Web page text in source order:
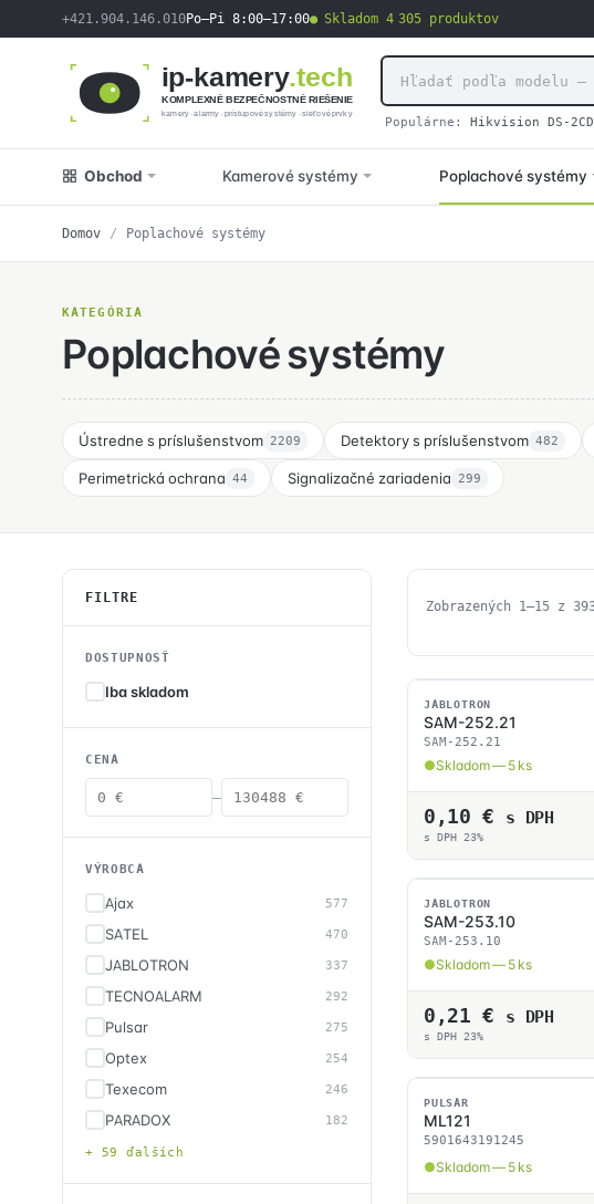
+421.904.146.010Po–Pi 8:00–17:00 Skladom 4 305 produktov
ip-kamery.tech
KOMPLEXNÉ BEZPEČNOSTNÉ RIEŠENIE
kamery · alarmy · prístupové systémy · sieťové prvky
Populárne: Hikvision DS-2CD
Obchod Kamerové systémy Poplachové systémy
Domov / Poplachové systémy
KATEGÓRIA
Poplachové systémy
Ústredne s príslušenstvom 2209 Detektory s príslušenstvom 482
Perimetrická ochrana 44 Signalizačné zariadenia 299
FILTRE
DOSTUPNOSŤ
Iba skladom
CENA
—
VÝROBCA
Ajax 577
SATEL 470
JABLOTRON 337
TECNOALARM 292
Pulsar 275
Optex 254
Texecom 246
PARADOX 182
+ 59 ďalších
Zobrazených 1–15 z
SKLADOM
JABLOTRON
SAM-252.21
SAM-252.21
Skladom — 5 ks
0,10€ s DPH
s DPH 23%
SKLADOM
JABLOTRON
SAM-253.10
SAM-253.10
Skladom — 5 ks
0,21€ s DPH
s DPH 23%
SKLADOM
PULSAR
ML121
5901643191245
Skladom — 5 ks